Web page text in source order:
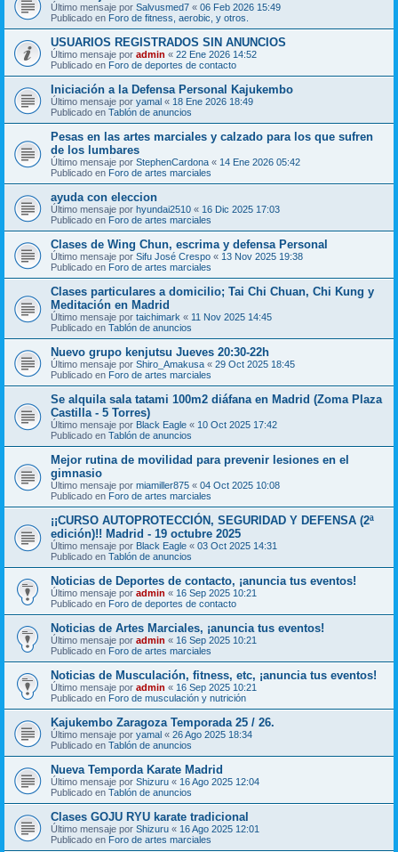
Último mensaje por Salvusmed7 « 06 Feb 2026 15:49
Publicado en Foro de fitness, aerobic, y otros.
USUARIOS REGISTRADOS SIN ANUNCIOS
Último mensaje por admin « 22 Ene 2026 14:52
Publicado en Foro de deportes de contacto
Iniciación a la Defensa Personal Kajukembo
Último mensaje por yamal « 18 Ene 2026 18:49
Publicado en Tablón de anuncios
Pesas en las artes marciales y calzado para los que sufren
de los lumbares
Último mensaje por StephenCardona « 14 Ene 2026 05:42
Publicado en Foro de artes marciales
ayuda con eleccion
Último mensaje por hyundai2510 « 16 Dic 2025 17:03
Publicado en Foro de artes marciales
Clases de Wing Chun, escrima y defensa Personal
Último mensaje por Sifu José Crespo « 13 Nov 2025 19:38
Publicado en Foro de artes marciales
Clases particulares a domicilio; Tai Chi Chuan, Chi Kung y
Meditación en Madrid
Último mensaje por taichimark « 11 Nov 2025 14:45
Publicado en Tablón de anuncios
Nuevo grupo kenjutsu Jueves 20:30-22h
Último mensaje por Shiro_Amakusa « 29 Oct 2025 18:45
Publicado en Foro de artes marciales
Se alquila sala tatami 100m2 diáfana en Madrid (Zoma Plaza
Castilla - 5 Torres)
Último mensaje por Black Eagle « 10 Oct 2025 17:42
Publicado en Tablón de anuncios
Mejor rutina de movilidad para prevenir lesiones en el
gimnasio
Último mensaje por miamiller875 « 04 Oct 2025 10:08
Publicado en Foro de artes marciales
¡¡CURSO AUTOPROTECCIÓN, SEGURIDAD Y DEFENSA (2ª
edición)!! Madrid - 19 octubre 2025
Último mensaje por Black Eagle « 03 Oct 2025 14:31
Publicado en Tablón de anuncios
Noticias de Deportes de contacto, ¡anuncia tus eventos!
Último mensaje por admin « 16 Sep 2025 10:21
Publicado en Foro de deportes de contacto
Noticias de Artes Marciales, ¡anuncia tus eventos!
Último mensaje por admin « 16 Sep 2025 10:21
Publicado en Foro de artes marciales
Noticias de Musculación, fitness, etc, ¡anuncia tus eventos!
Último mensaje por admin « 16 Sep 2025 10:21
Publicado en Foro de musculación y nutrición
Kajukembo Zaragoza Temporada 25 / 26.
Último mensaje por yamal « 26 Ago 2025 18:34
Publicado en Tablón de anuncios
Nueva Temporda Karate Madrid
Último mensaje por Shizuru « 16 Ago 2025 12:04
Publicado en Tablón de anuncios
Clases GOJU RYU karate tradicional
Último mensaje por Shizuru « 16 Ago 2025 12:01
Publicado en Foro de artes marciales